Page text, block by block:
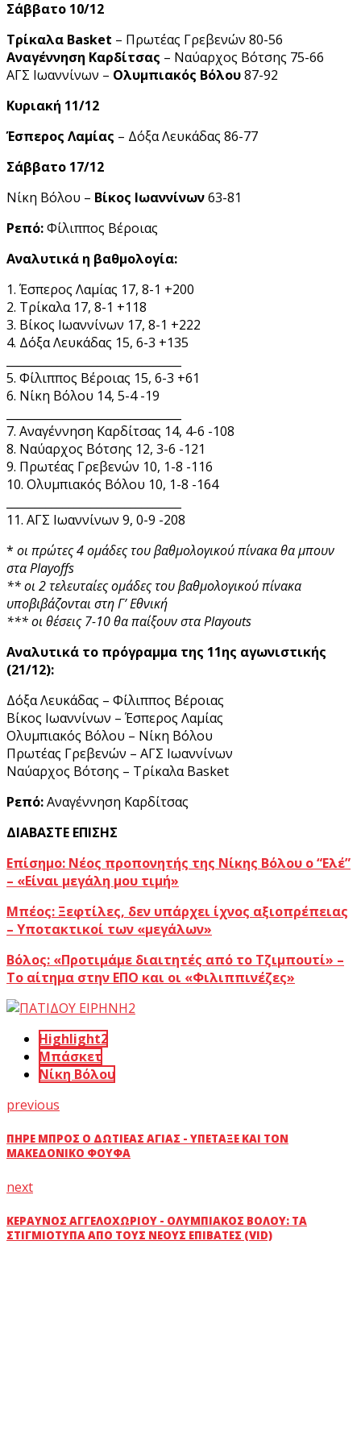
Σάββατο 10/12
Τρίκαλα Basket – Πρωτέας Γρεβενών 80-56
Αναγέννηση Καρδίτσας – Ναύαρχος Βότσης 75-66
ΑΓΣ Ιωαννίνων – Ολυμπιακός Βόλου87-92
Κυριακή 11/12
Έσπερος Λαμίας – Δόξα Λευκάδας 86-77
Σάββατο 17/12
Νίκη Βόλου – Βίκος Ιωαννίνων63-81
Ρεπό:Φίλιππος Βέροιας
Αναλυτικά η βαθμολογία:
1. Έσπερος Λαμίας 17, 8-1 +200
2. Τρίκαλα 17, 8-1 +118
3. Βίκος Ιωαννίνων 17, 8-1 +222
4. Δόξα Λευκάδας 15, 6-3 +135
5. Φίλιππος Βέροιας 15, 6-3 +61
6. Νίκη Βόλου 14, 5-4 -19
7. Αναγέννηση Καρδίτσας 14, 4-6 -108
8. Ναύαρχος Βότσης 12, 3-6 -121
9. Πρωτέας Γρεβενών 10, 1-8 -116
10. Ολυμπιακός Βόλου 10, 1-8 -164
11. ΑΓΣ Ιωαννίνων 9, 0-9 -208
* οι πρώτες 4 ομάδες του βαθμολογικού πίνακα θα μπουν
στα Playoffs
** οι 2 τελευταίες ομάδες του βαθμολογικού πίνακα
υποβιβάζονται στη Γ’ Εθνική
*** οι θέσεις 7-10 θα παίξουν στα Playouts
Αναλυτικά το πρόγραμμα της 11ης αγωνιστικής
(21/12):
Δόξα Λευκάδας – Φίλιππος Βέροιας
Βίκος Ιωαννίνων – Έσπερος Λαμίας
Ολυμπιακός Βόλου – Νίκη Βόλου
Πρωτέας Γρεβενών – ΑΓΣ Ιωαννίνων
Ναύαρχος Βότσης – Τρίκαλα Basket
Ρεπό:Αναγέννηση Καρδίτσας
ΔΙΑΒΑΣΤΕ ΕΠΙΣΗΣ
Επίσημο: Nέος προπονητής της Νίκης Βόλου ο “Ελέ”
– «Είναι μεγάλη μου τιμή»
Μπέος: Ξεφτίλες, δεν υπάρχει ίχνος αξιοπρέπειας
– Υποτακτικοί των «μεγάλων»
Βόλος: «Προτιμάμε διαιτητές από το Τζιμπουτί» –
Το αίτημα στην ΕΠΟ και οι «Φιλιππινέζες»
Highlight2
Μπάσκετ
Νίκη Βόλου
previous
ΠΉΡΕ ΜΠΡΟΣ Ο ΔΩΤΙΈΑΣ ΑΓΙΆΣ - ΥΠΈΤΑΞΕ ΚΑΙ ΤΟΝ
ΜΑΚΕΔΟΝΙΚΌ ΦΟΎΦΑ
next
ΚΕΡΑΥΝΌΣ ΑΓΓΕΛΟΧΩΡΊΟΥ - ΟΛΥΜΠΙΑΚΌΣ ΒΌΛΟΥ: ΤΑ
ΣΤΙΓΜΙΌΤΥΠΑ ΑΠΌ ΤΟΥΣ ΝΈΟΥΣ ΕΠΙΒΆΤΕΣ (VID)